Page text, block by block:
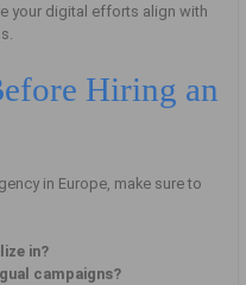
your digital efforts align with
Hiring an
in Europe, make sure to
in?
campaigns?